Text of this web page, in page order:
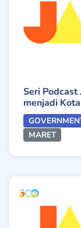
Seri
menjadi
MARET